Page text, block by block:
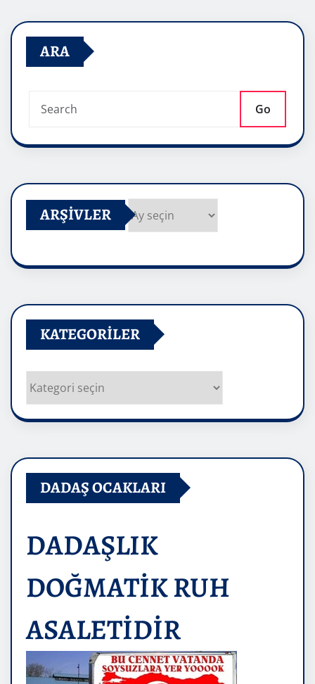
ARA
Go
ARŞIVLER
KATEGORILER
Kategoriler
DADAŞ OCAKLARI
DADAŞLIK
DOĞMATİK RUH
ASALETİDİR